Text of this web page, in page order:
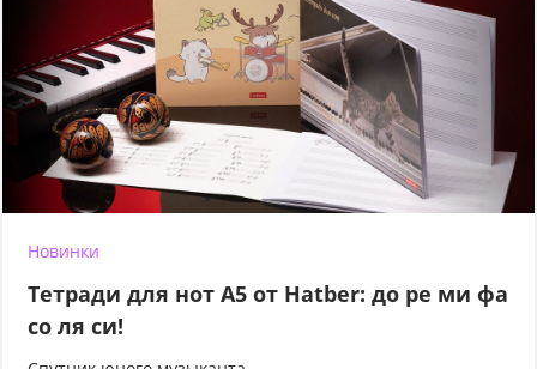
Новинки
Тетради для нот А5 от Hatber: до ре ми фа
со ля си!